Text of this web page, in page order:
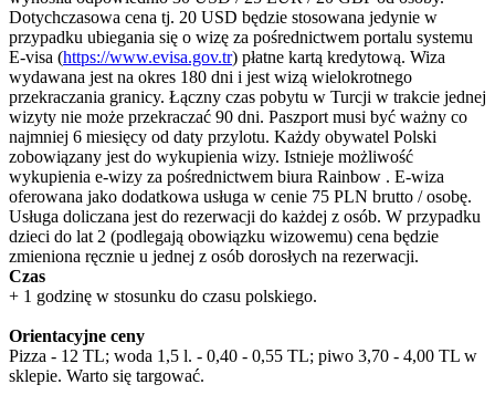
Dotychczasowa cena tj. 20 USD będzie stosowana jedynie w
przypadku ubiegania się o wizę za pośrednictwem portalu systemu
E-visa (https://www.evisa.gov.tr) płatne kartą kredytową. Wiza
wydawana jest na okres 180 dni i jest wizą wielokrotnego
przekraczania granicy. Łączny czas pobytu w Turcji w trakcie jednej
wizyty nie może przekraczać 90 dni. Paszport musi być ważny co
najmniej 6 miesięcy od daty przylotu. Każdy obywatel Polski
zobowiązany jest do wykupienia wizy. Istnieje możliwość
wykupienia e-wizy za pośrednictwem biura Rainbow . E-wiza
oferowana jako dodatkowa usługa w cenie 75 PLN brutto / osobę.
Usługa doliczana jest do rezerwacji do każdej z osób. W przypadku
dzieci do lat 2 (podlegają obowiązku wizowemu) cena będzie
zmieniona ręcznie u jednej z osób dorosłych na rezerwacji.
Czas
+ 1 godzinę w stosunku do czasu polskiego.
Orientacyjne ceny
Pizza - 12 TL; woda 1,5 l. - 0,40 - 0,55 TL; piwo 3,70 - 4,00 TL w
sklepie. Warto się targować.